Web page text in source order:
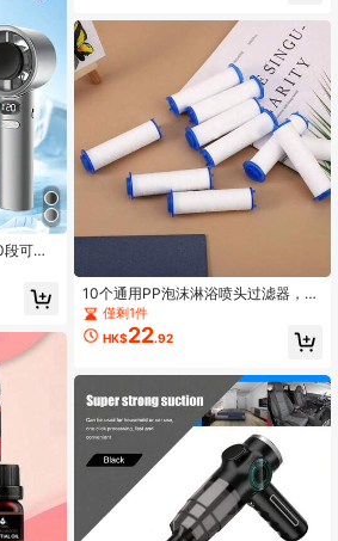
可調
金屬
音 適
行禮物
10个通用PP泡沫淋浴喷头过滤器，尺
寸10 x 2.5厘米，适用于硬水，吸附污
垢，螺旋桨驱动
僅剩1件
HK$22.92